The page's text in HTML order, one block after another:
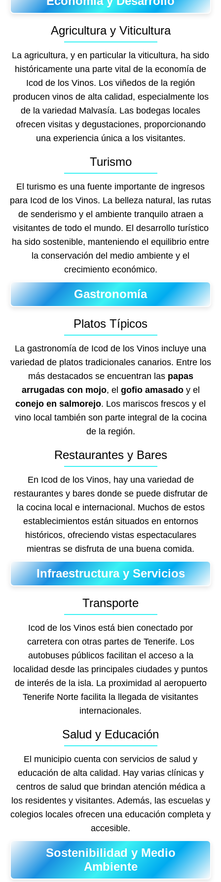
Agricultura y Viticultura
La agricultura, y en particular la viticultura, ha sido
históricamente una parte vital de la economía de
Icod de los Vinos. Los viñedos de la región
producen vinos de alta calidad, especialmente los
de la variedad Malvasía. Las bodegas locales
ofrecen visitas y degustaciones, proporcionando
una experiencia única a los visitantes.
Turismo
El turismo es una fuente importante de ingresos
para Icod de los Vinos. La belleza natural, las rutas
de senderismo y el ambiente tranquilo atraen a
visitantes de todo el mundo. El desarrollo turístico
ha sido sostenible, manteniendo el equilibrio entre
la conservación del medio ambiente y el
crecimiento económico.
Gastronomía
Platos Típicos
La gastronomía de Icod de los Vinos incluye una
variedad de platos tradicionales canarios. Entre los
más destacados se encuentran las papas
arrugadas con mojo, el gofio amasadoy el
conejo en salmorejo. Los mariscos frescos y el
vino local también son parte integral de la cocina
de la región.
Restaurantes y Bares
En Icod de los Vinos, hay una variedad de
restaurantes y bares donde se puede disfrutar de
la cocina local e internacional. Muchos de estos
establecimientos están situados en entornos
históricos, ofreciendo vistas espectaculares
mientras se disfruta de una buena comida.
Infraestructura y Servicios
Transporte
Icod de los Vinos está bien conectado por
carretera con otras partes de Tenerife. Los
autobuses públicos facilitan el acceso a la
localidad desde las principales ciudades y puntos
de interés de la isla. La proximidad al aeropuerto
Tenerife Norte facilita la llegada de visitantes
internacionales.
Salud y Educación
El municipio cuenta con servicios de salud y
educación de alta calidad. Hay varias clínicas y
centros de salud que brindan atención médica a
los residentes y visitantes. Además, las escuelas y
colegios locales ofrecen una educación completa y
accesible.
Sostenibilidad y Medio
Ambiente